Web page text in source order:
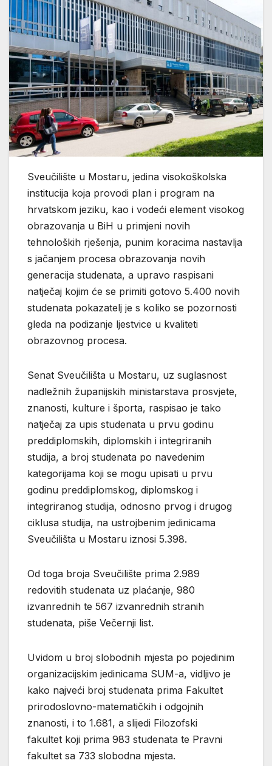
Sveučilište u Mostaru, jedina visokoškolska
institucija koja provodi plan i program na
hrvatskom jeziku, kao i vodeći element visokog
obrazovanja u BiH u primjeni novih
tehnoloških rješenja, punim koracima nastavlja
s jačanjem procesa obrazovanja novih
generacija studenata, a upravo raspisani
natječaj kojim će se primiti gotovo 5.400 novih
studenata pokazatelj je s koliko se pozornosti
gleda na podizanje ljestvice u kvaliteti
obrazovnog procesa.
Senat Sveučilišta u Mostaru, uz suglasnost
nadležnih županijskih ministarstava prosvjete,
znanosti, kulture i športa, raspisao je tako
natječaj za upis studenata u prvu godinu
preddiplomskih, diplomskih i integriranih
studija, a broj studenata po navedenim
kategorijama koji se mogu upisati u prvu
godinu preddiplomskog, diplomskog i
integriranog studija, odnosno prvog i drugog
ciklusa studija, na ustrojbenim jedinicama
Sveučilišta u Mostaru iznosi 5.398.
Od toga broja Sveučilište prima 2.989
redovitih studenata uz plaćanje, 980
izvanrednih te 567 izvanrednih stranih
studenata, piše Večernji list.
Uvidom u broj slobodnih mjesta po pojedinim
organizacijskim jedinicama SUM-a, vidljivo je
kako najveći broj studenata prima Fakultet
prirodoslovno-matematičkih i odgojnih
znanosti, i to 1.681, a slijedi Filozofski
fakultet koji prima 983 studenata te Pravni
fakultet sa 733 slobodna mjesta.